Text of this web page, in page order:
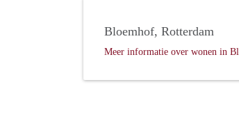
Bloemhof, Rotterdam
Meer informatie over wonen in